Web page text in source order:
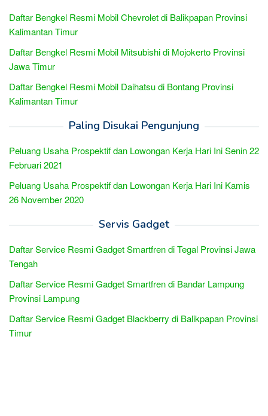
Daftar Bengkel Resmi Mobil Chevrolet di Balikpapan Provinsi
Kalimantan Timur
Daftar Bengkel Resmi Mobil Mitsubishi di Mojokerto Provinsi
Jawa Timur
Daftar Bengkel Resmi Mobil Daihatsu di Bontang Provinsi
Kalimantan Timur
Paling Disukai Pengunjung
Peluang Usaha Prospektif dan Lowongan Kerja Hari Ini Senin 22
Februari 2021
Peluang Usaha Prospektif dan Lowongan Kerja Hari Ini Kamis
26 November 2020
Servis Gadget
Daftar Service Resmi Gadget Smartfren di Tegal Provinsi Jawa
Tengah
Daftar Service Resmi Gadget Smartfren di Bandar Lampung
Provinsi Lampung
Daftar Service Resmi Gadget Blackberry di Balikpapan Provinsi
Timur